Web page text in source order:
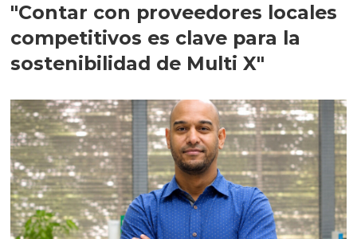
"Contar con proveedores locales
competitivos es clave para la
sostenibilidad de Multi X"